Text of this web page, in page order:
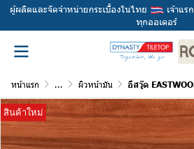
ผู้ผลิตและจัดจำหน่ายกระเบื้องในไทย
เจ้าแ
ทุกออเดอร์
หน้าแรก ... ผิวหน้ามัน อีสวู๊ด
สินค้าใหม่